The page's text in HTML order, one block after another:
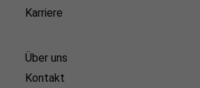
Karriere
Über uns
Kontakt